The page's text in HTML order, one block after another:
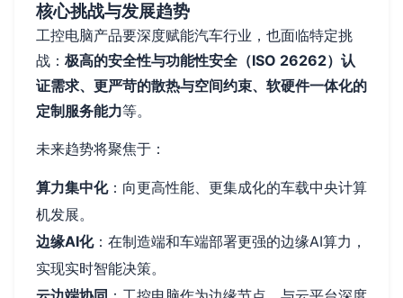
核心挑战与发展趋势
工控电脑产品要深度赋能汽车行业，也面临特定挑
战： 极高的安全性与功能性安全（ISO 26262）认
证需求、更严苛的散热与空间约束、软硬件一体化的
定制服务能力等。
未来趋势将聚焦于：
算力集中化：向更高性能、更集成化的车载中央计算
机发展。
边缘AI化：在制造端和车端部署更强的边缘AI算力，
实现实时智能决策。